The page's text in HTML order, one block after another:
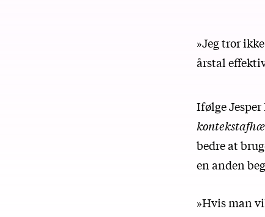
»Jeg tror
årstal
Ifølge
bedre at
en anden
»Hvis man